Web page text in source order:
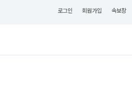
로그인 회원가입 속보창